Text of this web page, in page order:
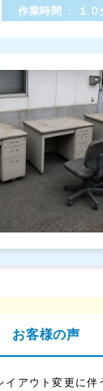
作業時間 : １０
お客様の声
イアウト変更に伴